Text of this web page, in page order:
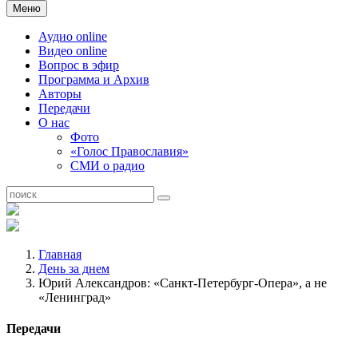
Меню
Аудио online
Видео online
Вопрос в эфир
Программа и Архив
Авторы
Передачи
О нас
Фото
«Голос Православия»
СМИ о радио
Главная
День за днем
Юрий Александров: «Санкт-Петербург-Опера», а не
«Ленинград»
Передачи